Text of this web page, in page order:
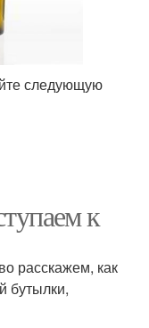
следующую
к
расскажем, как
бутылки,